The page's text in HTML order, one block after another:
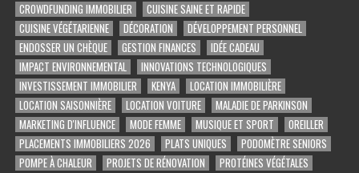
CROWDFUNDING IMMOBILIER
CUISINE SAINE ET RAPIDE
CUISINE VÉGÉTARIENNE
DÉCORATION
DÉVELOPPEMENT PERSONNEL
ENDOSSER UN CHÈQUE
GESTION FINANCES
IDÉE CADEAU
IMPACT ENVIRONNEMENTAL
INNOVATIONS TECHNOLOGIQUES
INVESTISSEMENT IMMOBILIER
KENYA
LOCATION IMMOBILIÈRE
LOCATION SAISONNIÈRE
LOCATION VOITURE
MALADIE DE PARKINSON
MARKETING D'INFLUENCE
MODE FEMME MUSIQUE ET SPORT
OREILLER
PLACEMENTS IMMOBILIERS 2026
PLATS UNIQUES
PODOMÈTRE SENIORS
POMPE À CHALEUR
PROJETS DE RÉNOVATION
PROTÉINES VÉGÉTALES